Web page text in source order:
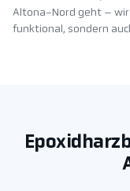
Altona-Nord geht – wir
funktional, sondern